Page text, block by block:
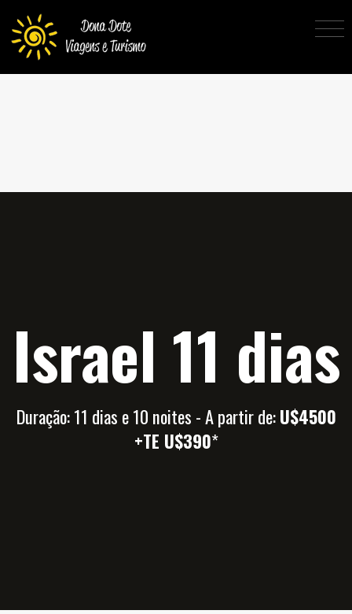
Israel 11 dias
Duração: 11 dias e 10 noites - A partir de:U$4500
+TE U$390*